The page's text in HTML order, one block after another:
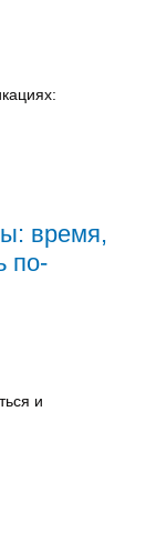
время,
по-
и